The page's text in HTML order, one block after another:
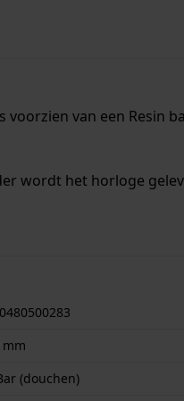
van een Resin
wordt het horloge
mm
(douchen)